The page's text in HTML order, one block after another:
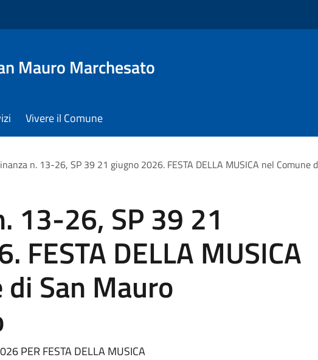
Mauro Marchesato
Vivere il Comune
n. 13-26, SP 39 21 giugno 2026. FESTA DELLA MUSICA nel Comune
13-26, SP 39 21
FESTA DELLA MUSICA
San Mauro
PER FESTA DELLA MUSICA